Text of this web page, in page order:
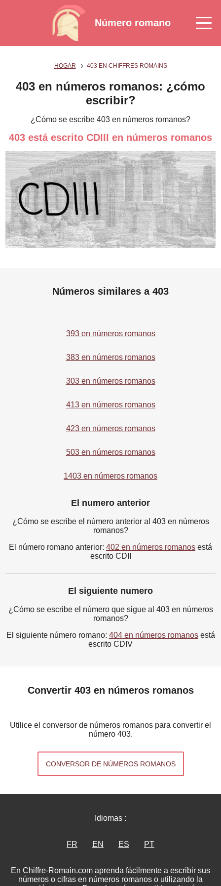
Número romano
HOGAR 403 EN CHIFFRES ROMAINS
403 en números romanos: ¿cómo
escribir?
¿Cómo se escribe 403 en números romanos?
403 está escrito CDIII en números romanos
Números similares a 403
393 en números romanos
383 en números romanos
303 en números romanos
413 en números romanos
423 en números romanos
503 en números romanos
1403 en números romanos
El numero anterior
¿Cómo se escribe el número anterior al 403 en números
romanos?
El número romano anterior: 402 en números romanos está
escrito CDII
El siguiente numero
¿Cómo se escribe el número que sigue al 403 en números
romanos?
El siguiente número romano: 404 en números romanosestá
escrito CDIV
Convertir 403 en números romanos
Utilice el conversor de números romanos para convertir el
número 403.
CONVERSOR DE NÚMEROS ROMANOS
Idiomas :
FR EN ES PT
En Chiffre-Romain.com aprenda fácilmente a escribir sus
números o cifras en números romanos o utilizando la